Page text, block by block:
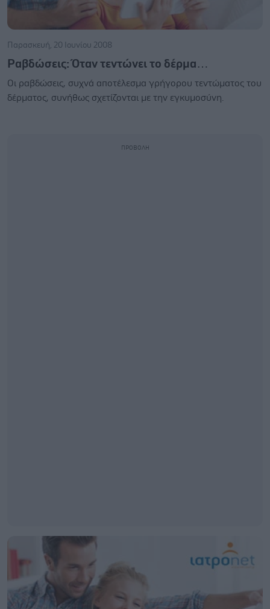
Παρασκευή, 20 Ιουνίου 2008
Ραβδώσεις: Όταν τεντώνει το δέρμα…
Οι ραβδώσεις, συχνά αποτέλεσμα γρήγορου τεντώματος του
δέρματος, συνήθως σχετίζονται με την εγκυμοσύνη.